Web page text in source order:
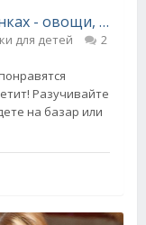
Детские стихи в картинках - овощи, фрукты и ягоды
для детей 2
Разучивайте
на базар или